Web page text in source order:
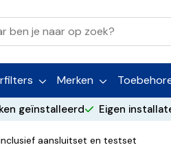
Merken
geïnstalleerd Eigen
aansluitset en testset